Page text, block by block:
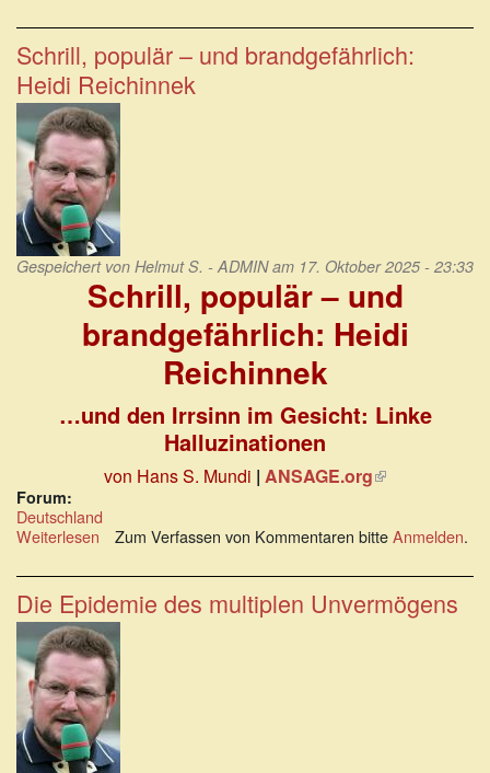
ist
Abstand
die
reichste
Partei
des
Landes
Schrill, populär – und brandgefährlich:
Heidi Reichinnek
Gespeichert von Helmut S. - ADMINam 17. Oktober 2025 - 23:33
Schrill, populär – und
brandgefährlich: Heidi
Reichinnek
…und den Irrsinn im Gesicht: Linke
Halluzinationen
von Hans S. Mundi | ANSAGE.org(Link
Forum:
Deutschland
Weiterlesen über
populär
–
und
brandgefährlich:
Heidi
Reichinnek
Zum Verfassen von Kommentaren bitteAnmelden.
Die Epidemie des multiplen Unvermögens